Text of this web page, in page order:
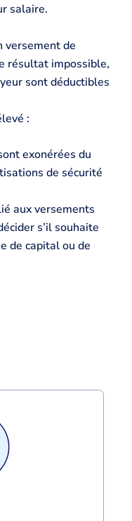
salaire.
versement de
résultat impossible,
sont déductibles
:
exonérées du
de sécurité
aux versements
s’il souhaite
de capital ou de